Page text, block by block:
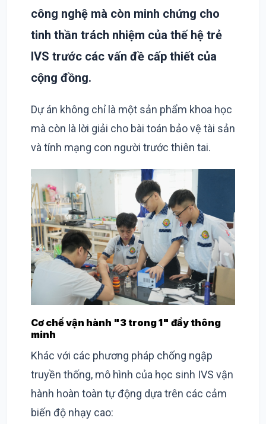
công nghệ mà còn minh chứng cho
tinh thần trách nhiệm của thế hệ trẻ
IVS trước các vấn đề cấp thiết của
cộng đồng.
Dự án không chỉ là một sản phẩm khoa học
mà còn là lời giải cho bài toán bảo vệ tài sản
và tính mạng con người trước thiên tai.
Cơ chế vận hành "3 trong 1" đầy thông
minh
Khác với các phương pháp chống ngập
truyền thống, mô hình của học sinh IVS vận
hành hoàn toàn tự động dựa trên các cảm
biến độ nhạy cao: